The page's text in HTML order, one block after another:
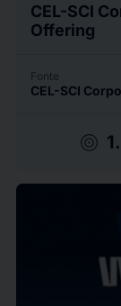
CEL-SCI
Offering
Fonte
CEL-SCI
target